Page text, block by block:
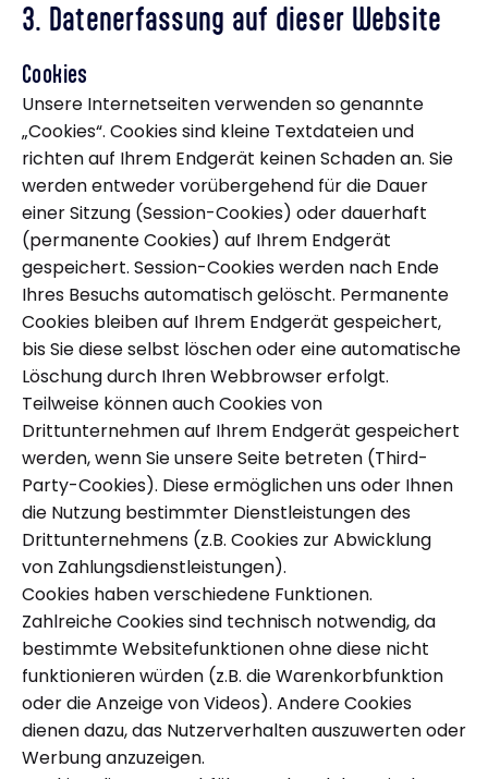
3. Datenerfassung auf dieser Website
Cookies
Unsere Internetseiten verwenden so genannte
„Cookies“. Cookies sind kleine Textdateien und
richten auf Ihrem Endgerät keinen Schaden an. Sie
werden entweder vorübergehend für die Dauer
einer Sitzung (Session-Cookies) oder dauerhaft
(permanente Cookies) auf Ihrem Endgerät
gespeichert. Session-Cookies werden nach Ende
Ihres Besuchs automatisch gelöscht. Permanente
Cookies bleiben auf Ihrem Endgerät gespeichert,
bis Sie diese selbst löschen oder eine automatische
Löschung durch Ihren Webbrowser erfolgt.
Teilweise können auch Cookies von
Drittunternehmen auf Ihrem Endgerät gespeichert
werden, wenn Sie unsere Seite betreten (Third-
Party-Cookies). Diese ermöglichen uns oder Ihnen
die Nutzung bestimmter Dienstleistungen des
Drittunternehmens (z.B. Cookies zur Abwicklung
von Zahlungsdienstleistungen).
Cookies haben verschiedene Funktionen.
Zahlreiche Cookies sind technisch notwendig, da
bestimmte Websitefunktionen ohne diese nicht
funktionieren würden (z.B. die Warenkorbfunktion
oder die Anzeige von Videos). Andere Cookies
dienen dazu, das Nutzerverhalten auszuwerten oder
Werbung anzuzeigen.